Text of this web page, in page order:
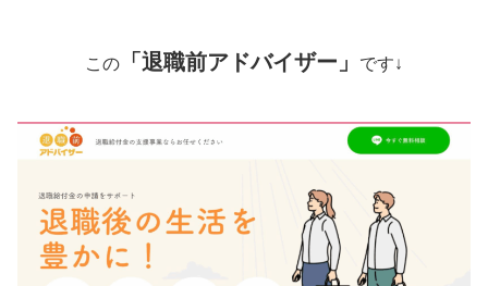
この 「退職前アドバイザー」 です↓